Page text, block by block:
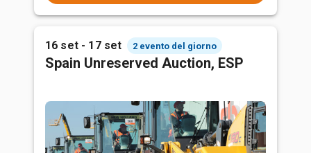
16 set - 17 set 2 evento del giorno
Spain Unreserved Auction, ESP